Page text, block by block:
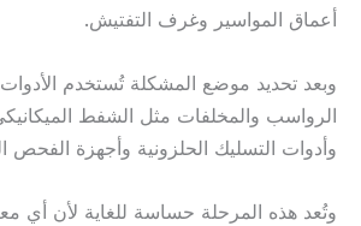
أعماق المواسير وغرف التفتيش.
وبعد تحديد موضع المشكلة تُستخدم الأدوات
الرواسب والمخلفات مثل الشفط
وأدوات التسليك الحلزونية وأجهزة الفحص
وتُعد هذه المرحلة حساسة للغاية لأن أي